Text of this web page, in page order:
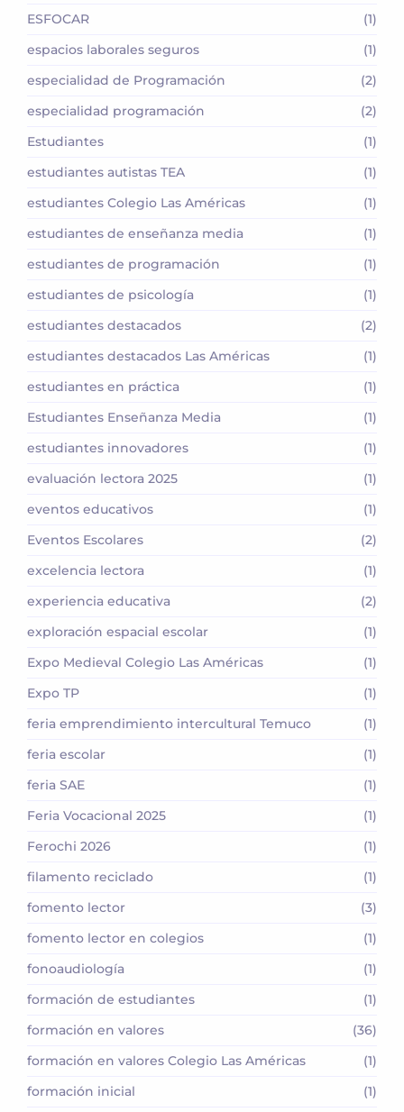
ESFOCAR
(1)
espacios laborales seguros
(1)
especialidad de Programación
(2)
especialidad programación
(2)
Estudiantes
(1)
estudiantes autistas TEA
(1)
estudiantes Colegio Las Américas
(1)
estudiantes de enseñanza media
(1)
estudiantes de programación
(1)
estudiantes de psicología
(1)
estudiantes destacados
(2)
estudiantes destacados Las Américas
(1)
estudiantes en práctica
(1)
Estudiantes Enseñanza Media
(1)
estudiantes innovadores
(1)
evaluación lectora 2025
(1)
eventos educativos
(1)
Eventos Escolares
(2)
excelencia lectora
(1)
experiencia educativa
(2)
exploración espacial escolar
(1)
Expo Medieval Colegio Las Américas
(1)
Expo TP
(1)
feria emprendimiento intercultural Temuco
(1)
feria escolar
(1)
feria SAE
(1)
Feria Vocacional 2025
(1)
Ferochi 2026
(1)
filamento reciclado
(1)
fomento lector
(3)
fomento lector en colegios
(1)
fonoaudiología
(1)
formación de estudiantes
(1)
formación en valores
(36)
formación en valores Colegio Las Américas
(1)
formación inicial
(1)